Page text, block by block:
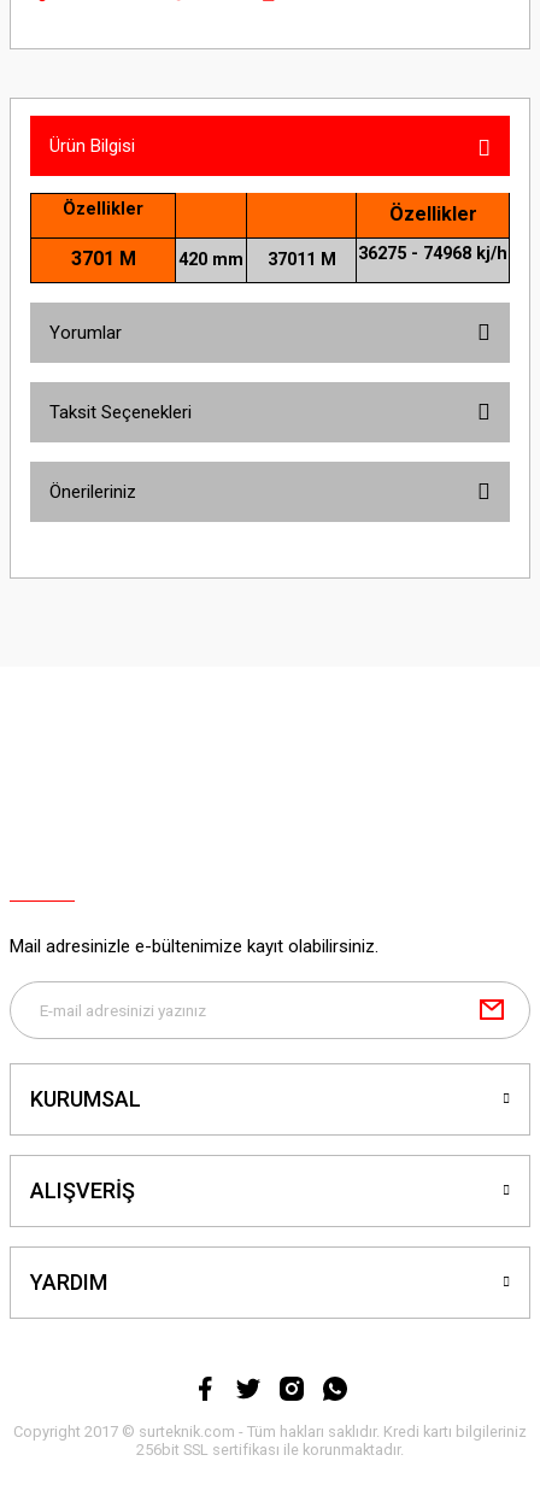
Ürün Bilgisi
Özellikler
Özellikler
3701 M
420 mm 37011 M 36275 - 74968 kj/h
Yorumlar
Taksit Seçenekleri
Önerileriniz
yetersiz gördüğünüz noktaları öneri formunu kullanarak tarafımıza
Mail adresinizle e-bültenimize kayıt olabilirsiniz.
KURUMSAL
ALIŞVERİŞ
YARDIM
Copyright 2017 © surteknik.com - Tüm hakları saklıdır. Kredi kartı bilgileriniz
256bit SSL sertifikası ile korunmaktadır.